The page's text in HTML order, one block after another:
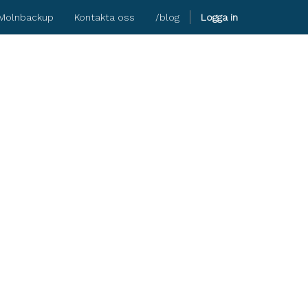
Kontakta oss /blog Logga in